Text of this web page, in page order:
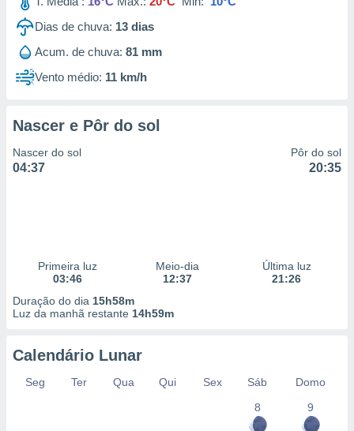
Dias de chuva: 13 dias
Acum. de chuva: 81 mm
Vento médio: 11 km/h
Nascer e Pôr do sol
Nascer do sol
04:37
Pôr do sol
20:35
Primeira luz
03:46
Meio-dia
12:37
Última luz
21:26
Duração do dia 15h58m
Luz da manhã restante 14h59m
Calendário Lunar
Seg Ter Qua Qui Sex Sáb
Domo
8
9